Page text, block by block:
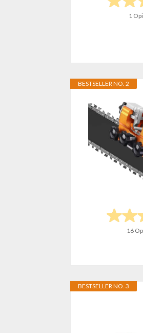
1
BESTSELLER NO. 2
16
BESTSELLER NO. 3